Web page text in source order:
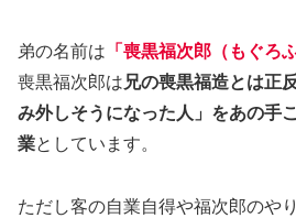
弟の名前は 「喪黒福次郎（もぐろ
喪黒福次郎は 兄の喪黒福造とは正
み外しそうになった人」をあの手
業としています。
ただし客の自業自得や福次郎のや